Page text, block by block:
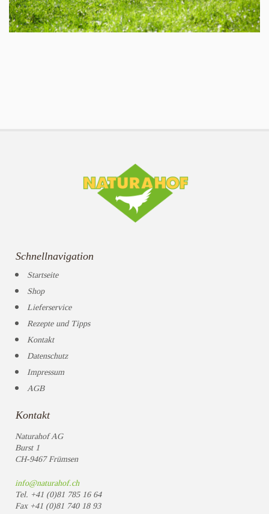
Schnellnavigation
Startseite
Shop
Lieferservice
Rezepte und Tipps
Kontakt
Datenschutz
Impressum
AGB
Kontakt
Naturahof AG
Burst 1
CH-9467 Frümsen
info@naturahof.ch
Tel. +41 (0)81 785 16 64
Fax +41 (0)81 740 18 93